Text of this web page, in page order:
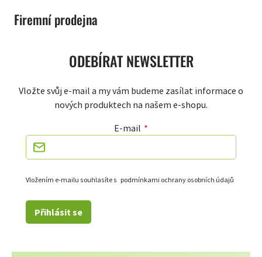
Firemní prodejna
ODEBÍRAT NEWSLETTER
Vložte svůj e-mail a my vám budeme zasílat informace o
nových produktech na našem e-shopu.
E-mail
Vložením e-mailu souhlasíte s podmínkami ochrany osobních údajů
Přihlásit se